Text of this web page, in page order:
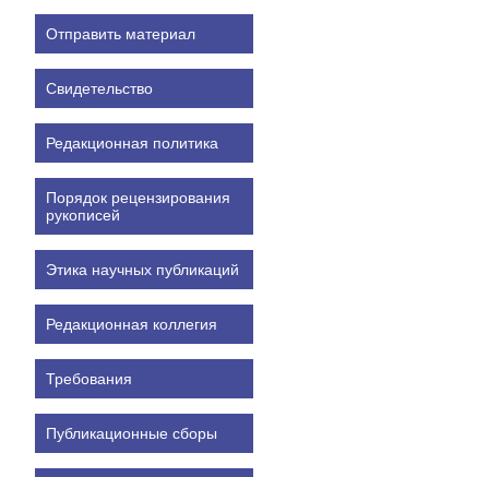
Отправить материал
Свидетельство
Редакционная политика
Порядок рецензирования
рукописей
Этика научных публикаций
Редакционная коллегия
Требования
Публикационные сборы